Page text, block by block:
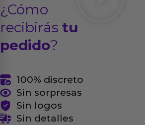
¿Cómo
recibirás tu
pedido?
100% discreto
Sin sorpresas
Sin logos
Sin detalles